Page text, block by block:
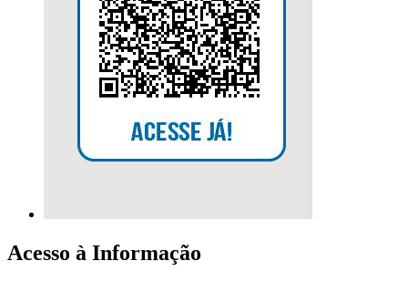
Acesso à Informação